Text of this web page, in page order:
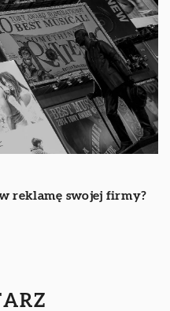
reklamę swojej firmy?